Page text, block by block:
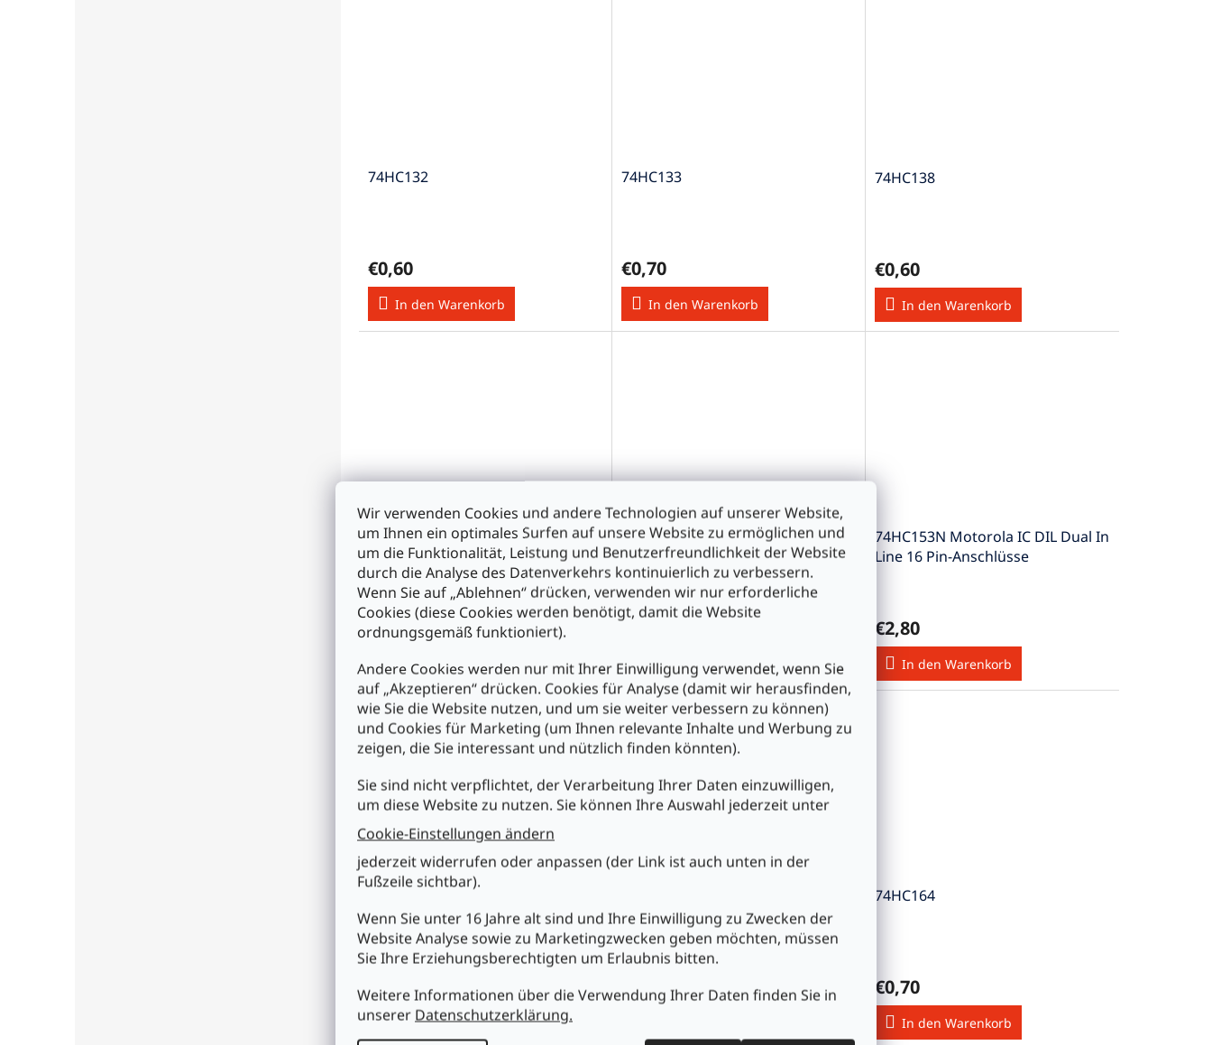
Wir verwenden Cookies und andere Technologien auf unserer Website,
um Ihnen ein optimales Surfen auf unsere Website zu ermöglichen und
um die Funktionalität, Leistung und Benutzerfreundlichkeit der Website
durch die Analyse des Datenverkehrs kontinuierlich zu verbessern.
Wenn Sie auf „Ablehnen“ drücken, verwenden wir nur erforderliche
Cookies (diese Cookies werden benötigt, damit die Website
ordnungsgemäß funktioniert).
Andere Cookies werden nur mit Ihrer Einwilligung verwendet, wenn Sie
auf „Akzeptieren“ drücken. Cookies für Analyse (damit wir herausfinden,
wie Sie die Website nutzen, und um sie weiter verbessern zu können)
und Cookies für Marketing (um Ihnen relevante Inhalte und Werbung zu
zeigen, die Sie interessant und nützlich finden könnten).
Sie sind nicht verpflichtet, der Verarbeitung Ihrer Daten einzuwilligen,
um diese Website zu nutzen. Sie können Ihre Auswahl jederzeit unter
Cookie-Einstellungen ändern
jederzeit widerrufen oder anpassen (der Link ist auch unten in der
Fußzeile sichtbar).
Wenn Sie unter 16 Jahre alt sind und Ihre Einwilligung zu Zwecken der
Website Analyse sowie zu Marketingzwecken geben möchten, müssen
Sie Ihre Erziehungsberechtigten um Erlaubnis bitten.
Weitere Informationen über die Verwendung Ihrer Daten finden Sie in
unserer Datenschutzerklärung.
74HC132
€0,60
In den Warenkorb
74HC133
€0,70
In den Warenkorb
74HC138
€0,60
In den Warenkorb
74HC139
€0,60
In den Warenkorb
74HC14 Sechs getrennte
invertierende Schmitt-Trigger
DIL14
€1,40
In den Warenkorb
74HC153N Motorola IC DIL Dual In
Line 16 Pin-Anschlüsse
€2,80
In den Warenkorb
€2,80
In den Warenkorb
€0,64
74HC164
€0,70
In den Warenkorb